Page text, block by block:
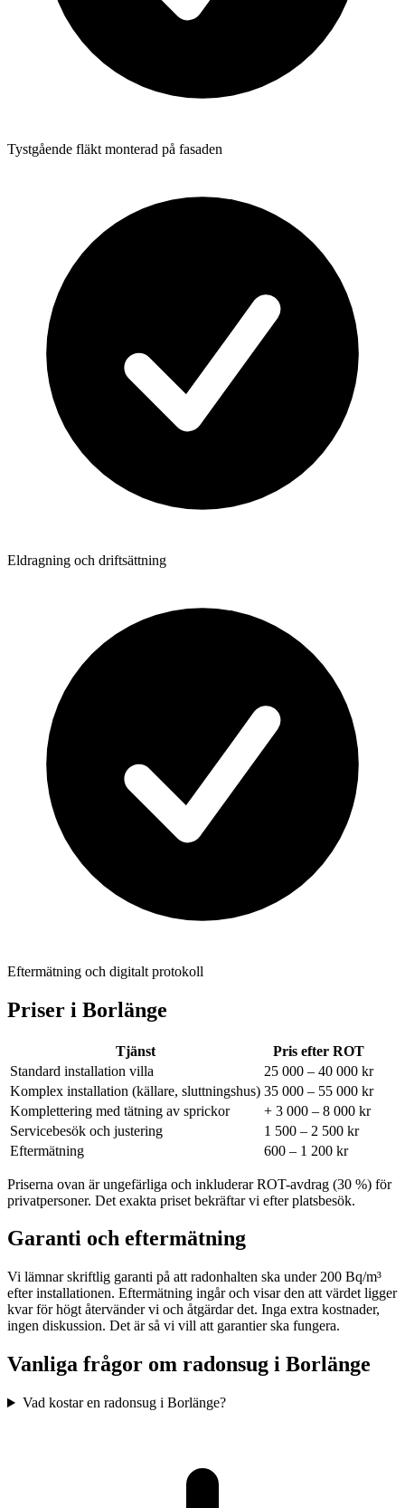
Tystgående fläkt monterad på fasaden
Eldragning och driftsättning
Eftermätning och digitalt protokoll
Priser i Borlänge
Tjänst
Pris efter ROT
Standard installation villa
25 000 – 40 000 kr
Komplex installation (källare, sluttningshus) 35 000 – 55 000 kr
Komplettering med tätning av sprickor
+ 3 000 – 8 000 kr
Servicebesök och justering
1 500 – 2 500 kr
Eftermätning
600 – 1 200 kr
Priserna ovan är ungefärliga och inkluderar ROT-avdrag (30 %) för
privatpersoner. Det exakta priset bekräftar vi efter platsbesök.
Garanti och eftermätning
Vi lämnar skriftlig garanti på att radonhalten ska under 200 Bq/m³
efter installationen. Eftermätning ingår och visar den att värdet ligger
kvar för högt återvänder vi och åtgärdar det. Inga extra kostnader,
ingen diskussion. Det är så vi vill att garantier ska fungera.
Vanliga frågor om radonsug i Borlänge
Vad kostar en radonsug i Borlänge?